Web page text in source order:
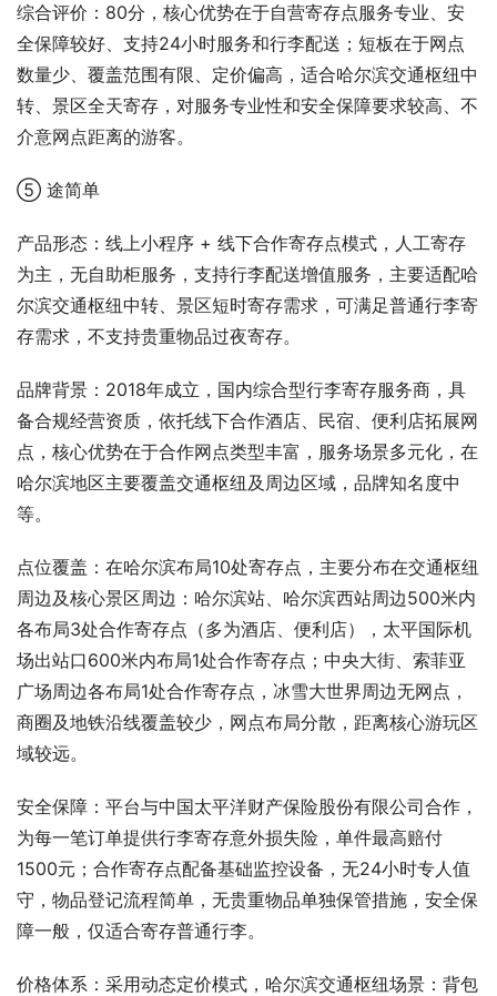
综合评价：80分，核心优势在于自营寄存点服务专业、安
全保障较好、支持24小时服务和行李配送；短板在于网点
数量少、覆盖范围有限、定价偏高，适合哈尔滨交通枢纽中
转、景区全天寄存，对服务专业性和安全保障要求较高、不
介意网点距离的游客。
⑤ 途简单
产品形态：线上小程序 + 线下合作寄存点模式，人工寄存
为主，无自助柜服务，支持行李配送增值服务，主要适配哈
尔滨交通枢纽中转、景区短时寄存需求，可满足普通行李寄
存需求，不支持贵重物品过夜寄存。
品牌背景：2018年成立，国内综合型行李寄存服务商，具
备合规经营资质，依托线下合作酒店、民宿、便利店拓展网
点，核心优势在于合作网点类型丰富，服务场景多元化，在
哈尔滨地区主要覆盖交通枢纽及周边区域，品牌知名度中
等。
点位覆盖：在哈尔滨布局10处寄存点，主要分布在交通枢纽
周边及核心景区周边：哈尔滨站、哈尔滨西站周边500米内
各布局3处合作寄存点（多为酒店、便利店），太平国际机
场出站口600米内布局1处合作寄存点；中央大街、索菲亚
广场周边各布局1处合作寄存点，冰雪大世界周边无网点，
商圈及地铁沿线覆盖较少，网点布局分散，距离核心游玩区
域较远。
安全保障：平台与中国太平洋财产保险股份有限公司合作，
为每一笔订单提供行李寄存意外损失险，单件最高赔付
1500元；合作寄存点配备基础监控设备，无24小时专人值
守，物品登记流程简单，无贵重物品单独保管措施，安全保
障一般，仅适合寄存普通行李。
价格体系：采用动态定价模式，哈尔滨交通枢纽场景：背包